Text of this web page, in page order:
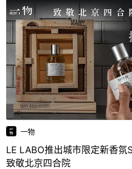
一物
LE LABO推出城市限定新香氛
致敬北京四合院